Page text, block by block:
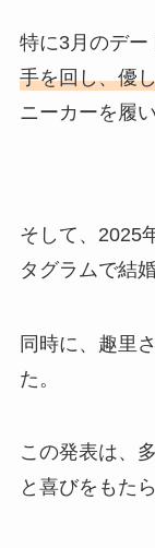
特に3月のデー
手を回し、優
ニーカーを履
そして、2025
タグラムで結
同時に、趣里
た。
この発表は、
と喜びをもた